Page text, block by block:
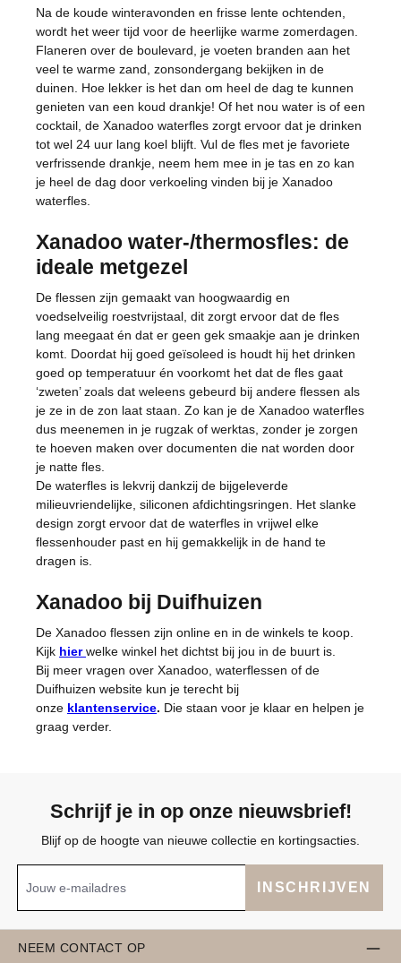
Na de koude winteravonden en frisse lente ochtenden,
wordt het weer tijd voor de heerlijke warme zomerdagen.
Flaneren over de boulevard, je voeten branden aan het
veel te warme zand, zonsondergang bekijken in de
duinen. Hoe lekker is het dan om heel de dag te kunnen
genieten van een koud drankje! Of het nou water is of een
cocktail, de Xanadoo waterfles zorgt ervoor dat je drinken
tot wel 24 uur lang koel blijft. Vul de fles met je favoriete
verfrissende drankje, neem hem mee in je tas en zo kan
je heel de dag door verkoeling vinden bij je Xanadoo
waterfles.
Xanadoo water-/thermosfles: de
ideale metgezel
De flessen zijn gemaakt van hoogwaardig en
voedselveilig roestvrijstaal, dit zorgt ervoor dat de fles
lang meegaat én dat er geen gek smaakje aan je drinken
komt. Doordat hij goed geïsoleed is houdt hij het drinken
goed op temperatuur én voorkomt het dat de fles gaat
‘zweten’ zoals dat weleens gebeurd bij andere flessen als
je ze in de zon laat staan. Zo kan je de Xanadoo waterfles
dus meenemen in je rugzak of werktas, zonder je zorgen
te hoeven maken over documenten die nat worden door
je natte fles.
De waterfles is lekvrij dankzij de bijgeleverde
milieuvriendelijke, siliconen afdichtingsringen. Het slanke
design zorgt ervoor dat de waterfles in vrijwel elke
flessenhouder past en hij gemakkelijk in de hand te
dragen is.
Xanadoo bij Duifhuizen
De Xanadoo flessen zijn online en in de winkels te koop.
Kijk hier welke winkel het dichtst bij jou in de buurt is.
Bij meer vragen over Xanadoo, waterflessen of de
Duifhuizen website kun je terecht bij
onze klantenservice. Die staan voor je klaar en helpen je
graag verder.
Schrijf je in op onze nieuwsbrief!
Blijf op de hoogte van nieuwe collectie en kortingsacties.
INSCHRIJVEN
NEEM CONTACT OP